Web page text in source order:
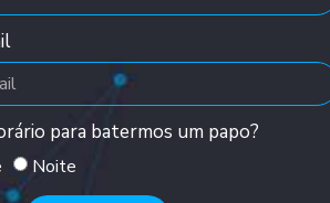
para batermos um papo?
Noite